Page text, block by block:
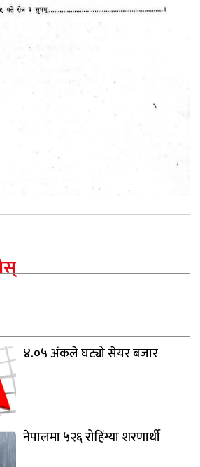
४.०५ अंकले घट्यो सेयर बजार
नेपालमा ५२६ रोहिंग्या शरणार्थी